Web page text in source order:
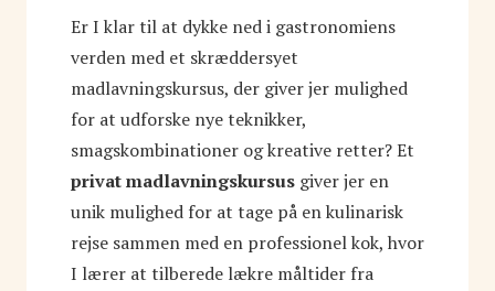
Er I klar til at dykke ned i gastronomiens
verden med et skræddersyet
madlavningskursus, der giver jer mulighed
for at udforske nye teknikker,
smagskombinationer og kreative retter? Et
privat madlavningskursus giver jer en
unik mulighed for at tage på en kulinarisk
rejse sammen med en professionel kok, hvor
I lærer at tilberede lækre måltider fra